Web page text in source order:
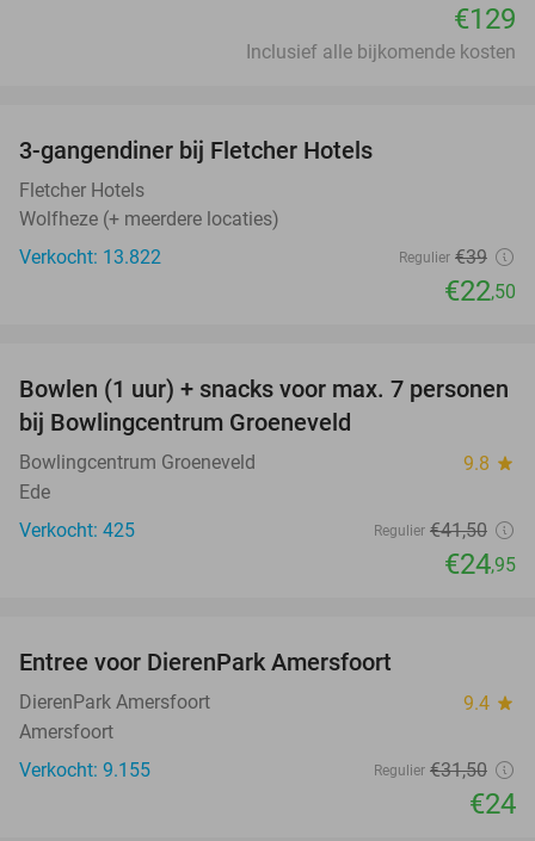
€129
Inclusief alle bijkomende kosten
3-gangendiner bij Fletcher Hotels
Fletcher Hotels
Wolfheze (+ meerdere locaties)
Verkocht: 13.822
Regulier €39
€22,50
40%
Bowlen (1 uur) + snacks voor max. 7 personen
bij Bowlingcentrum Groeneveld
Bowlingcentrum Groeneveld 9.8 star
Ede
Verkocht: 425
Regulier €41,50
€24,95
Entree voor DierenPark Amersfoort
DierenPark Amersfoort 9.4 star
Amersfoort
Verkocht: 9.155
Regulier €31,50
€24